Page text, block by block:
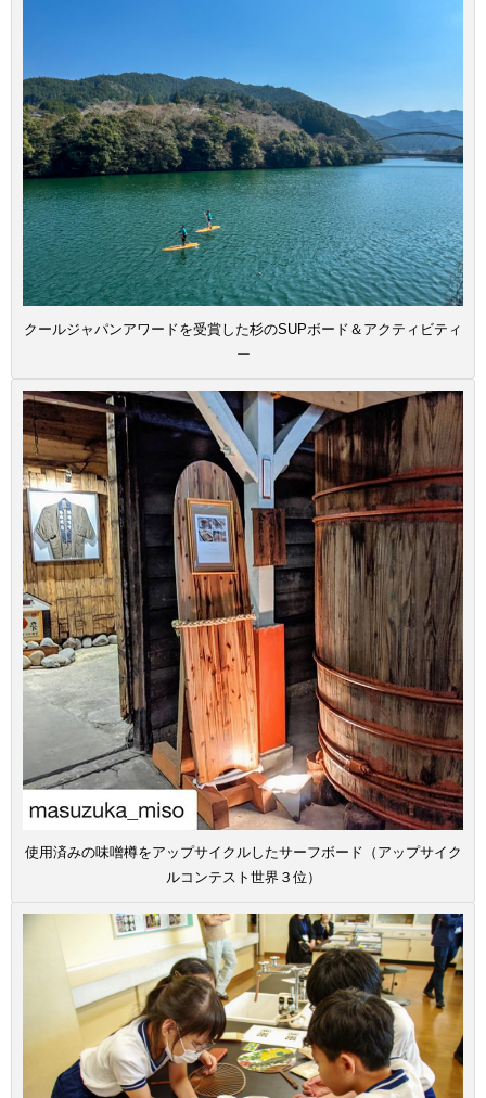
クールジャパンアワードを受賞した杉のSUPボード＆アクティビティ
ー
使用済みの味噌樽をアップサイクルしたサーフボード（アップサイク
ルコンテスト世界３位）